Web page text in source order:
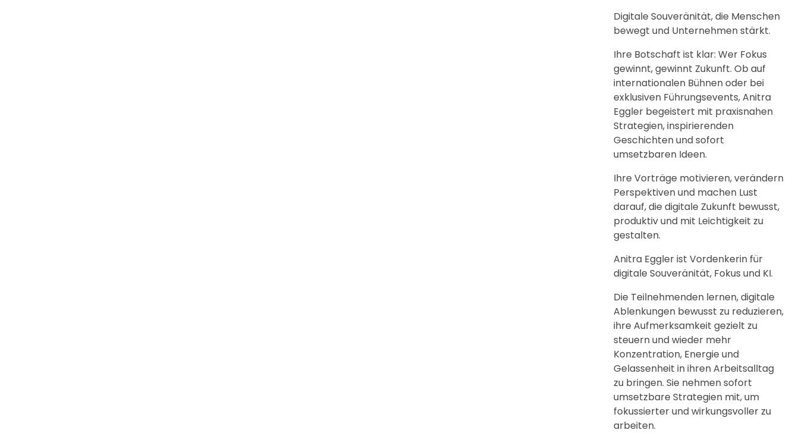
Digitale Souveränität, die Menschen
bewegt und Unternehmen stärkt.
Ihre Botschaft ist klar: Wer Fokus
gewinnt, gewinnt Zukunft. Ob auf
internationalen Bühnen oder bei
exklusiven Führungsevents, Anitra
Eggler begeistert mit praxisnahen
Strategien, inspirierenden
Geschichten und sofort
umsetzbaren Ideen.
Ihre Vorträge motivieren, verändern
Perspektiven und machen Lust
darauf, die digitale Zukunft bewusst,
produktiv und mit Leichtigkeit zu
gestalten.
Anitra Eggler ist Vordenkerin für
digitale Souveränität, Fokus und KI.
Die Teilnehmenden lernen, digitale
Ablenkungen bewusst zu reduzieren,
ihre Aufmerksamkeit gezielt zu
steuern und wieder mehr
Konzentration, Energie und
Gelassenheit in ihren Arbeitsalltag
zu bringen. Sie nehmen sofort
umsetzbare Strategien mit, um
fokussierter und wirkungsvoller zu
arbeiten.